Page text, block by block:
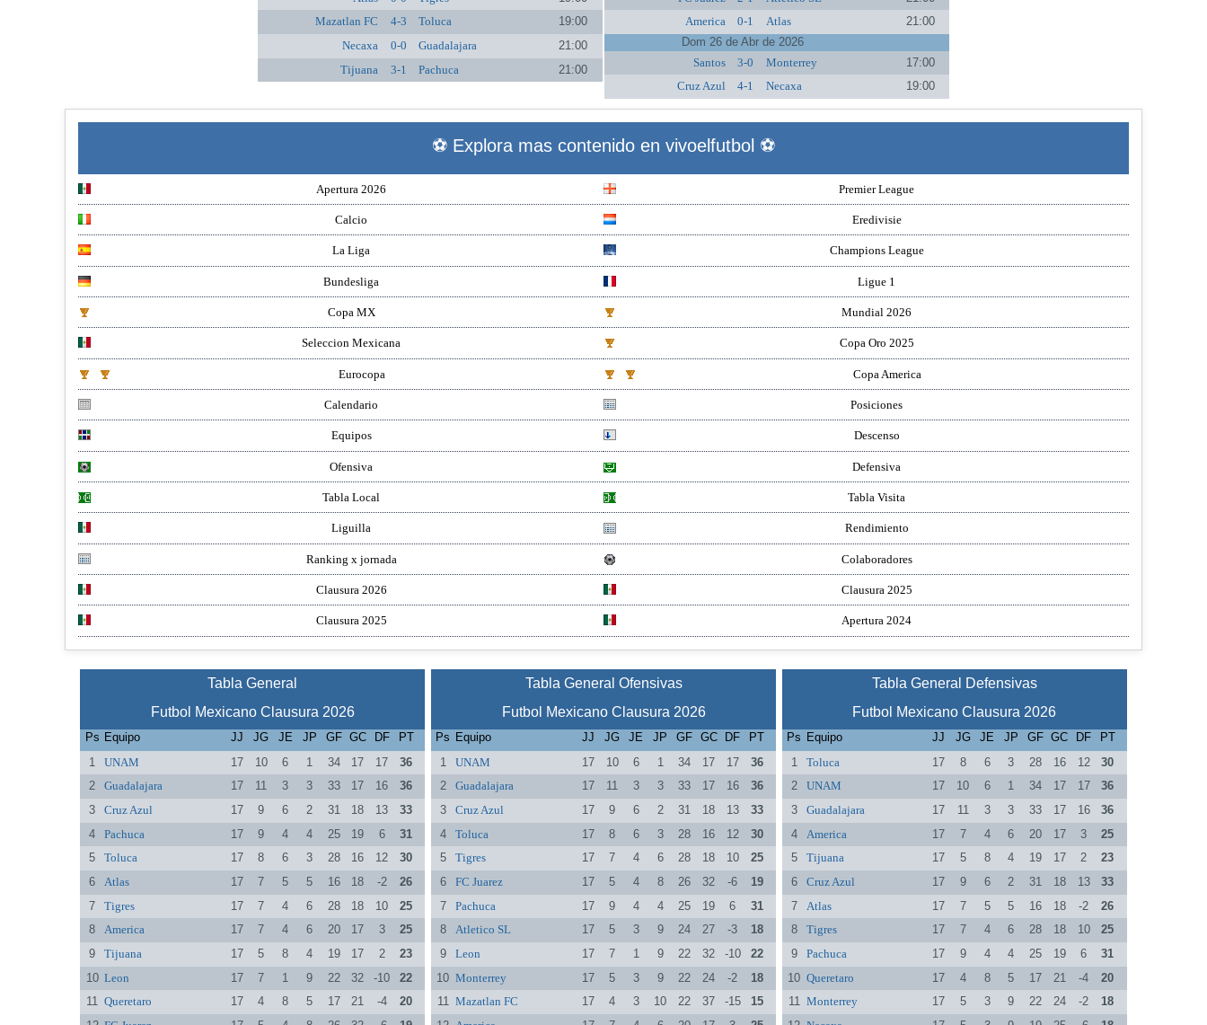
Mazatlan FC
4-3 Toluca
19:00
Necaxa
0-0 Guadalajara
21:00
Tijuana
3-1 Pachuca 21:00
America
0-1 Atlas
21:00
Dom 26 de Abr de 2026
Santos
3-0 Monterrey
17:00
Cruz Azul
4-1 Necaxa 19:00
⚽ Explora mas contenido en vivoelfutbol ⚽
Apertura 2026 Premier League
Calcio Eredivisie
La Liga Champions League
Bundesliga Ligue 1
Copa MX Mundial 2026
Seleccion Mexicana Copa Oro 2025
Eurocopa Copa America
Calendario Posiciones
Equipos Descenso
Ofensiva Defensiva
Tabla Local Tabla Visita
Liguilla Rendimiento
Ranking x jornada Colaboradores
Clausura 2026 Clausura 2025
Clausura 2025 Apertura 2024
Tabla General
Futbol Mexicano Clausura 2026
Ps Equipo JJ JG JE JP GF GC DF
PT
1
UNAM 17 10 6 1 34 17 17
36
2
Guadalajara 17 11 3 3 33 17 16
36
3
Cruz Azul 17 9 6 2 31 18 13
33
4
Pachuca 17 9 4 4 25 19 6
31
5
Toluca 17 8 6 3 28 16 12
30
6
Atlas 17 7 5 5 16 18 -2
26
7
Tigres 17 7 4 6 28 18 10
25
8
America 17 7 4 6 20 17 3
25
9
Tijuana 17 5 8 4 19 17 2
23
10 Leon 17 7 1 9 22 32 -10
22
11 Queretaro 17 4 8 5 17 21 -4
20
Tabla General Ofensivas
Futbol Mexicano Clausura 2026
Ps Equipo JJ JG JE JP GF GC DF
PT
1
UNAM 17 10 6 1 34 17 17
36
2
Guadalajara 17 11 3 3 33 17 16
36
3
Cruz Azul 17 9 6 2 31 18 13
33
4
Toluca 17 8 6 3 28 16 12
30
5
Tigres 17 7 4 6 28 18 10
25
6
FC Juarez 17 5 4 8 26 32 -6
19
7
Pachuca 17 9 4 4 25 19 6
31
8
Atletico SL 17 5 3 9 24 27 -3
18
9
Leon 17 7 1 9 22 32 -10
22
10 Monterrey 17 5 3 9 22 24 -2
18
11 Mazatlan FC 17 4 3 10 22 37 -15
15
Tabla General Defensivas
Futbol Mexicano Clausura 2026
Ps Equipo JJ JG JE JP GF GC DF
PT
1
Toluca 17 8 6 3 28 16 12
30
2
UNAM 17 10 6 1 34 17 17
36
3
Guadalajara 17 11 3 3 33 17 16
36
4
America 17 7 4 6 20 17 3
25
5
Tijuana 17 5 8 4 19 17 2
23
6
Cruz Azul 17 9 6 2 31 18 13
33
7
Atlas 17 7 5 5 16 18 -2
26
8
Tigres 17 7 4 6 28 18 10
25
9
Pachuca 17 9 4 4 25 19 6
31
10 Queretaro 17 4 8 5 17 21 -4
20
11 Monterrey 17 5 3 9 22 24 -2
18